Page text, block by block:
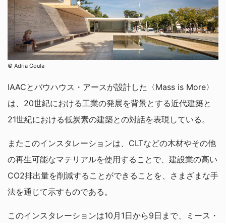
© Adria Goula
IAACとバウハウス・アースが設計した〈Mass is More〉
は、20世紀における工業の発展を背景とする近代建築と
21世紀における低炭素の建築との対話を表現している。
またこのインスタレーションは、CLTなどの木材やその他
の再生可能なマテリアルを使用することで、建設業の高い
CO2排出量を削減することができることを、さまざまな手
法を通じて示すものである。
このインスタレーションは10月1日から9日まで、ミース・